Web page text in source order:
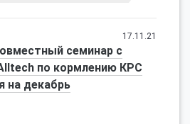
17.11.21
семинар с
по кормлению КРС
на декабрь